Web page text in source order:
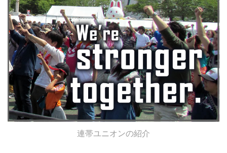
連帯ユニオンの紹介